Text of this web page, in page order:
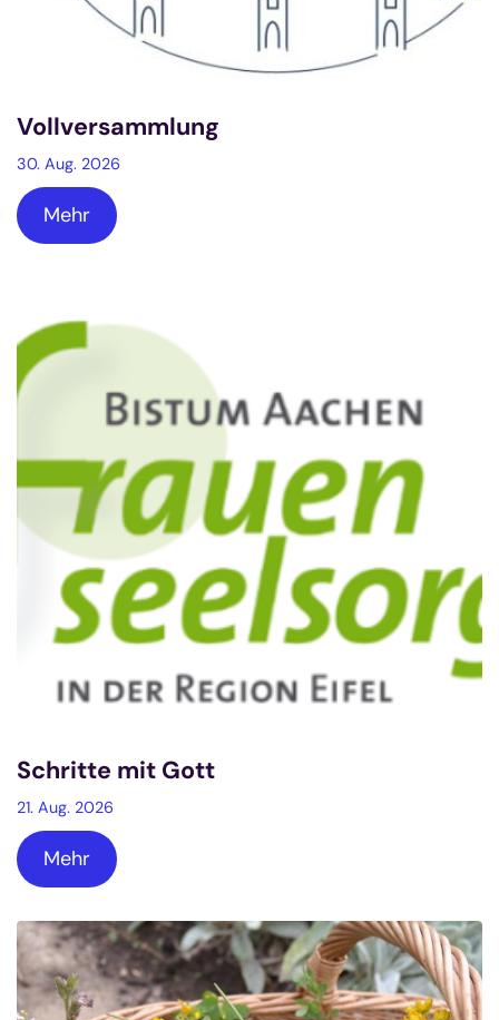
Vollversammlung
30. Aug. 2026
Mehr
Schritte mit Gott
21. Aug. 2026
Mehr